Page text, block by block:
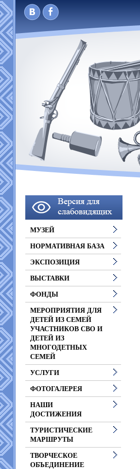
МУЗЕЙ
НОРМАТИВНАЯ БАЗА
ЭКСПОЗИЦИЯ
ВЫСТАВКИ
ФОНДЫ
МЕРОПРИЯТИЯ ДЛЯ
ДЕТЕЙ ИЗ СЕМЕЙ
УЧАСТНИКОВ СВО И
ДЕТЕЙ ИЗ
МНОГОДЕТНЫХ
СЕМЕЙ
УСЛУГИ
ФОТОГАЛЕРЕЯ
НАШИ
ДОСТИЖЕНИЯ
ТУРИСТИЧЕСКИЕ
МАРШРУТЫ
ТВОРЧЕСКОЕ
ОБЪЕДИНЕНИЕ